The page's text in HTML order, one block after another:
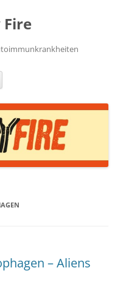
Fire
– Aliens